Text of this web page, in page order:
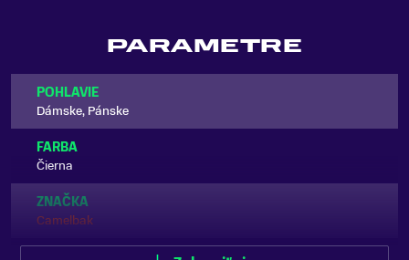
PARAMETRE
POHLAVIE
Dámske, Pánske
FARBA
Čierna
ZNAČKA
Camelbak